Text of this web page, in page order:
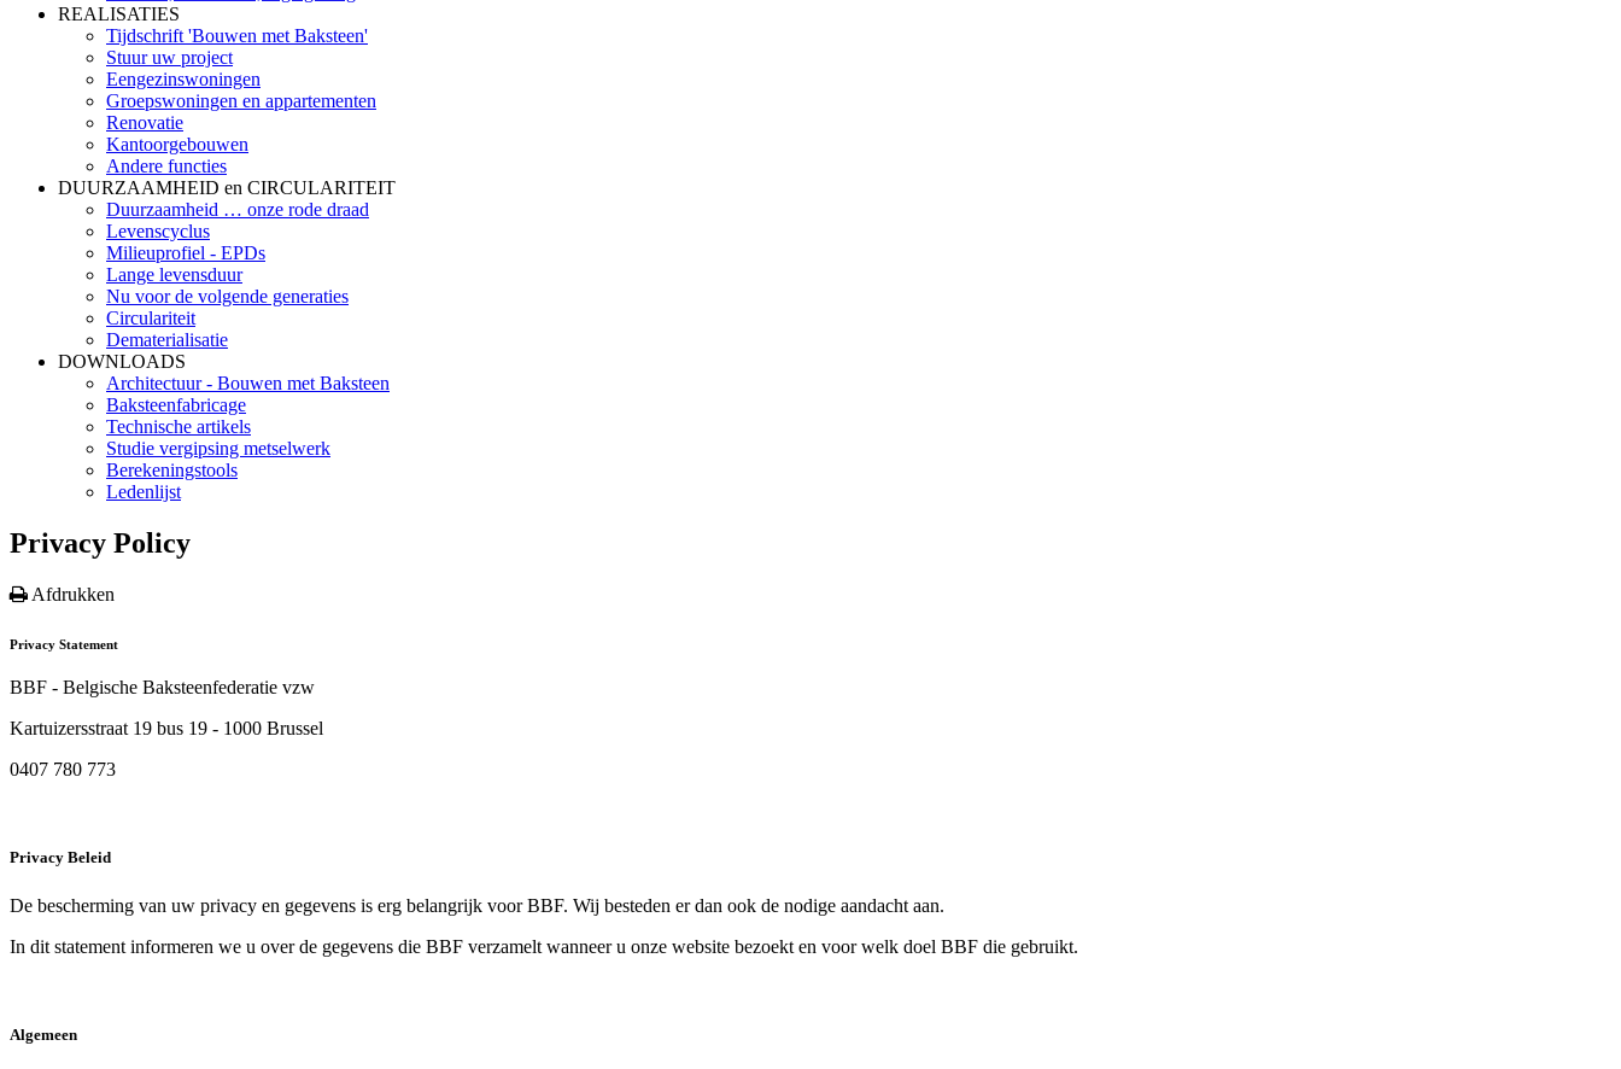
REALISATIES
Tijdschrift 'Bouwen met Baksteen'
Stuur uw project
Eengezinswoningen
Groepswoningen en appartementen
Renovatie
Kantoorgebouwen
Andere functies
DUURZAAMHEID en CIRCULARITEIT
Duurzaamheid … onze rode draad
Levenscyclus
Milieuprofiel - EPDs
Lange levensduur
Nu voor de volgende generaties
Circulariteit
Dematerialisatie
DOWNLOADS
Architectuur - Bouwen met Baksteen
Baksteenfabricage
Technische artikels
Studie vergipsing metselwerk
Berekeningstools
Ledenlijst
Privacy Policy
Afdrukken
Privacy Statement
BBF - Belgische Baksteenfederatie vzw
Kartuizersstraat 19 bus 19 - 1000 Brussel
0407 780 773
Privacy Beleid
De bescherming van uw privacy en gegevens is erg belangrijk voor BBF. Wij besteden er dan ook de nodige aandacht aan.
In dit statement informeren we u over de gegevens die BBF verzamelt wanneer u onze website bezoekt en voor welk doel BBF die gebruikt.
Algemeen